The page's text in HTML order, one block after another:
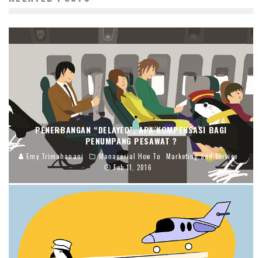
PENERBANGAN “DELAYED”, APA KOMPENSASI BAGI
PENUMPANG PESAWAT ?
Emy Trimahanani Managerial How To
Marketing and Service
Feb 11, 2016